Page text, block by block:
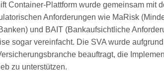
Container-Plattform wurde gemeinsam mit
Anforderungen wie MaRisk
und BAIT (Bankaufsichtliche
sogar vereinfacht. Die SVA wurde
beauftragt, die
zu unterstützen.